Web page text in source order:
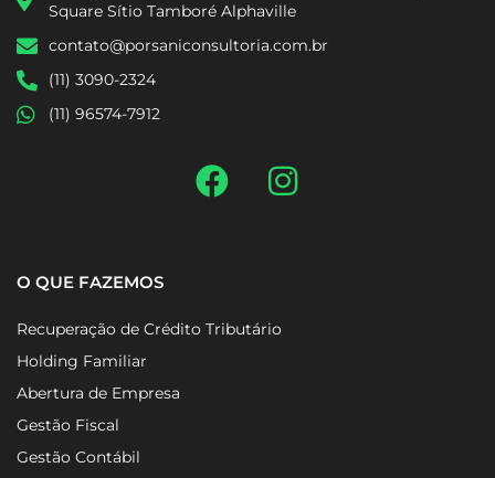
Square Sítio Tamboré Alphaville
contato@porsaniconsultoria.com.br
(11) 3090-2324
(11) 96574-7912
O QUE FAZEMOS
Recuperação de Crédito Tributário
Holding Familiar
Abertura de Empresa
Gestão Fiscal
Gestão Contábil